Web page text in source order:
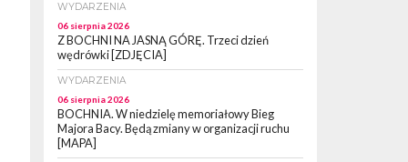
WYDARZENIA
06 sierpnia 2026
Z BOCHNI NA JASNĄ GÓRĘ. Trzeci dzień
wędrówki [ZDJĘCIA]
WYDARZENIA
06 sierpnia 2026
BOCHNIA. W niedzielę memoriałowy Bieg
Majora Bacy. Będą zmiany w organizacji ruchu
[MAPA]